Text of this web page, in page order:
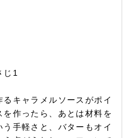
じ1
キャラメルソースがポイ
作ったら、あとは材料を
手軽さと、バターもオイ